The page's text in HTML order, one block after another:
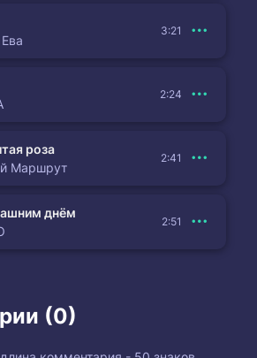
3:21
2:24
роза
Маршрут
2:41
днём
2:51
(0)